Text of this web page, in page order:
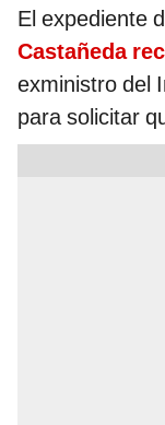
El expediente
Castañeda
exministro del
para solicitar